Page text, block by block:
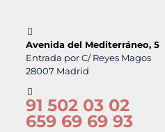
Avenida del Mediterráneo, 5
Entrada por C/ Reyes Magos
28007 Madrid
91 502 03 02
659 69 69 93